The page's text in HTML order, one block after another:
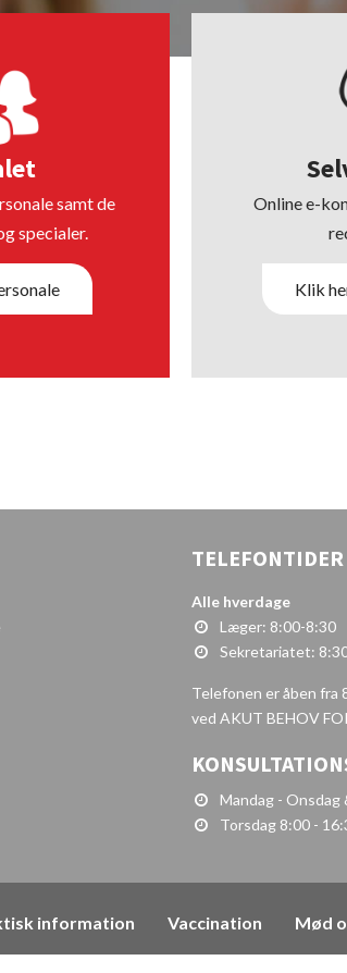
samt de
specialer.
Online e-
Klik
TELEFONTIDER
Alle hverdage
Læger: 8:00-8:30
Sekretariatet:
Telefonen er åben fra
ved AKUT BEHOV
Mandag - Onsdag
Torsdag 8:00 -
information Vaccination Mød